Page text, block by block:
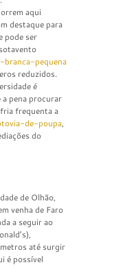
aqui
destaque para
pode ser
branca-pequena
reduzidos.
é
pena procurar
frequenta a
de-poupa,
do
de Olhão,
venha de Faro
a seguir ao
até surgir
é possível